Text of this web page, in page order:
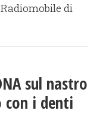
di
sul nastro
con i denti